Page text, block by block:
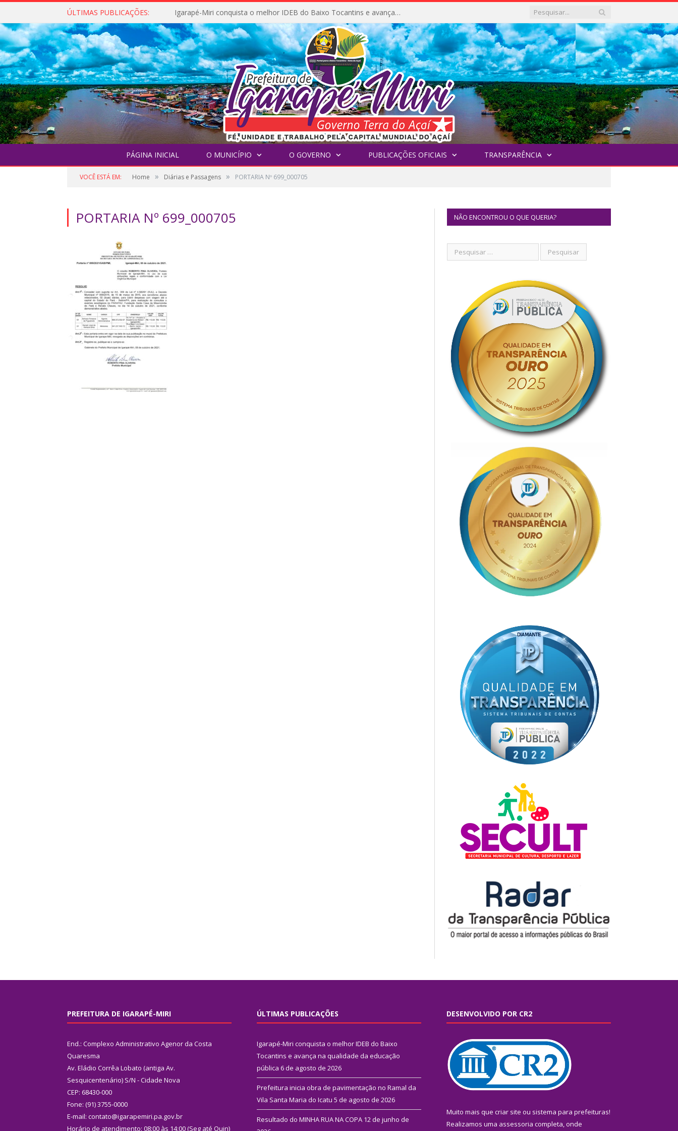
ÚLTIMAS PUBLICAÇÕES: Igarapé-Miri conquista o melhor IDEB do Baixo Tocantins e avança na qualidade da educação pública
PÁGINA INICIAL O MUNICÍPIO O GOVERNO PUBLICAÇÕES OFICIAIS TRANSPARÊNCIA
VOCÊ ESTÁ EM: Home » Diárias e Passagens » PORTARIA Nº 699_000705
PORTARIA Nº 699_000705 NÃO ENCONTROU O QUE QUERIA?
PREFEITURA DE IGARAPÉ-MIRI
End.: Complexo Administrativo Agenor da Costa
Quaresma
Av. Eládio Corrêa Lobato (antiga Av.
Sesquicentenário) S/N - Cidade Nova
CEP: 68430-000
Fone: (91) 3755-0000
E-mail: contato@igarapemiri.pa.gov.br
Horário de atendimento: 08:00 às 14:00 (Seg até Quin)
ÚLTIMAS PUBLICAÇÕES
Igarapé-Miri conquista o melhor IDEB do Baixo
Tocantins e avança na qualidade da educação
pública 6 de agosto de 2026
Prefeitura inicia obra de pavimentação no Ramal da
Vila Santa Maria do Icatu 5 de agosto de 2026
Resultado do MINHA RUA NA COPA 12 de junho de
DESENVOLVIDO POR CR2
Muito mais que criar site ou sistema para prefeituras!
Realizamos uma assessoria completa, onde